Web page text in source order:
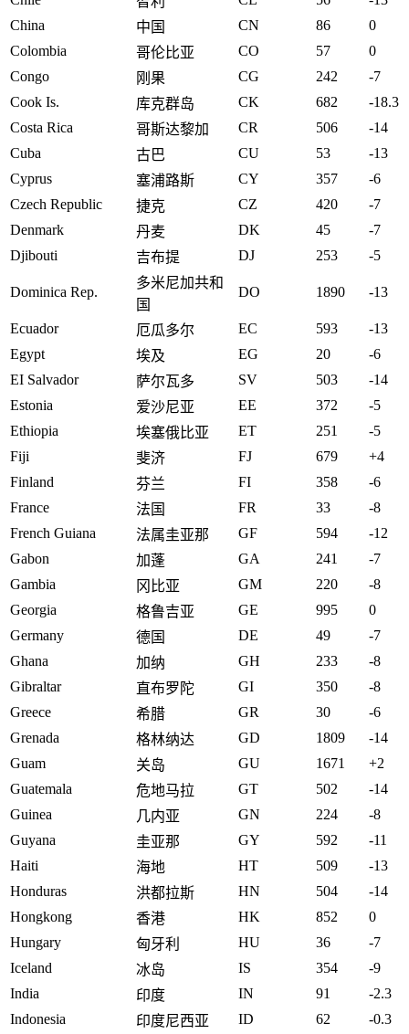
China
中国 CN 86
0
Colombia
哥伦比亚 CO 57
0
Congo
刚果 CG 242
-7
Cook Is.
库克群岛 CK 682
-18.3
Costa Rica
哥斯达黎加 CR 506
-14
Cuba
古巴 CU 53
-13
Cyprus
塞浦路斯 CY 357
-6
Czech Republic
捷克 CZ 420
-7
Denmark
丹麦 DK 45
-7
Djibouti
吉布提 DJ 253 -5
Dominica Rep.
多米尼加共和
国
DO 1890 -13
Ecuador 厄瓜多尔 EC 593
-13
Egypt
埃及 EG 20
-6
EI Salvador
萨尔瓦多 SV 503
-14
Estonia
爱沙尼亚 EE 372
-5
Ethiopia
埃塞俄比亚 ET 251
-5
Fiji
斐济 FJ 679
+4
Finland
芬兰 FI 358
-6
France
法国 FR 33
-8
French Guiana
法属圭亚那 GF 594
-12
Gabon
加蓬 GA 241
-7
Gambia
冈比亚 GM 220
-8
Georgia
格鲁吉亚 GE 995
0
Germany
德国 DE 49
-7
Ghana
加纳 GH 233
-8
Gibraltar
直布罗陀 GI 350
-8
Greece
希腊 GR 30
-6
Grenada
格林纳达 GD 1809
-14
Guam
关岛 GU 1671
+2
Guatemala
危地马拉 GT 502
-14
Guinea
几内亚 GN 224
-8
Guyana
圭亚那 GY 592
-11
Haiti
海地 HT 509
-13
Honduras
洪都拉斯 HN 504
-14
Hongkong
香港 HK 852
0
Hungary
匈牙利 HU 36
-7
Iceland
冰岛 IS 354
-9
India
印度 IN 91
-2.3
Indonesia
印度尼西亚 ID 62
-0.3